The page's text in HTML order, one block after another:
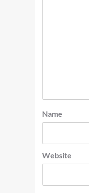
Name
Website